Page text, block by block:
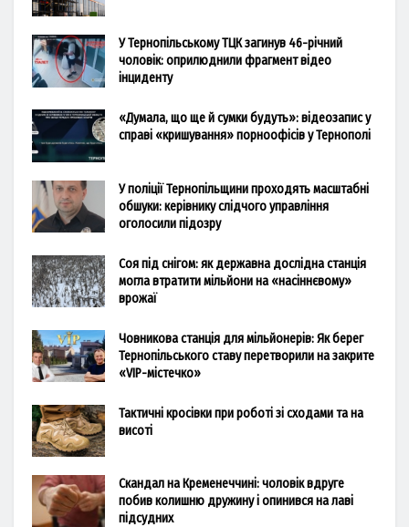
У Тернопільському ТЦК загинув 46-річний
чоловік: оприлюднили фрагмент відео
інциденту
«Думала, що ще й сумки будуть»: відеозапис у
справі «кришування» порноофісів у Тернополі
У поліції Тернопільщини проходять масштабні
обшуки: керівнику слідчого управління
оголосили підозру
Соя під снігом: як державна дослідна станція
могла втратити мільйони на «насіннєвому»
врожаї
Човникова станція для мільйонерів: Як берег
Тернопільського ставу перетворили на закрите
«VIP-містечко»
Тактичні кросівки при роботі зі сходами та на
висоті
Скандал на Кременеччині: чоловік вдруге
побив колишню дружину і опинився на лаві
підсудних